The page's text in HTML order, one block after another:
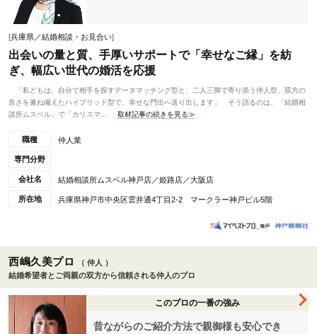
[兵庫県／結婚相談・お見合い]
出会いの量と質、手厚いサポートで「幸せなご縁」を紡
ぎ、幅広い世代の婚活を応援
「私どもは、自分で相手を探すデータマッチング型と、二人三脚で寄り添う仲人型、双方の
良さを兼ね備えたハイブリッド型で、幸せな門出へ送り出します」 そう語るのは、「結婚相
談所ムスベル」で「カリスマ...
取材記事の続きを見る≫
職種 仲人業
専門分野
会社名 結婚相談所ムスベル神戸店／姫路店／大阪店
所在地 兵庫県神戸市中央区雲井通4丁目2-2 マークラー神戸ビル5階
西嶋久美プロ
（ 仲人 ）
結婚希望者とご両親の双方から信頼される仲人のプロ
このプロの一番の強み
昔ながらのご紹介方法で親御様も安心でき